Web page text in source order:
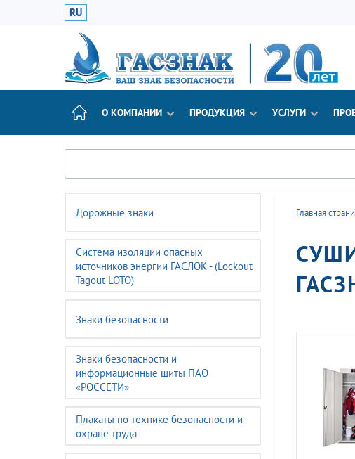
RU
О КОМПАНИИ ПРОДУКЦИЯ УСЛУГИ
Дорожные знаки
Система изоляции опасных
источников энергии ГАСЛОК - (Lockout
Tagout LOTO)
Знаки безопасности
Знаки безопасности и
информационные щиты ПАО
«РОССЕТИ»
Плакаты по технике безопасности и
охране труда
Главная